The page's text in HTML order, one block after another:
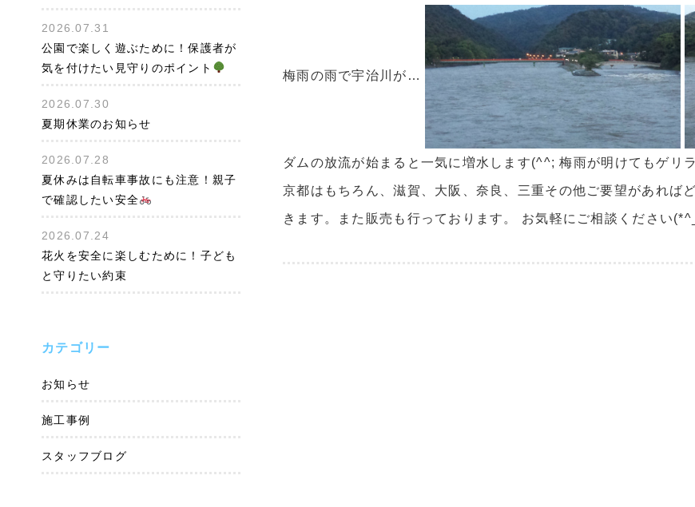
2026.07.31
公園で楽しく遊ぶために！保護者が
気を付けたい見守りのポイント
2026.07.30
夏期休業のお知らせ
2026.07.28
夏休みは自転車事故にも注意！親子
で確認したい安全
2026.07.24
花火を安全に楽しむために！子ども
と守りたい約束
カテゴリー
お知らせ
施工事例
スタッフブログ
梅雨の雨で宇治川が…
ダムの放流が始まると一気に増水します(^^; 梅雨が明けてもゲリ
京都はもちろん、滋賀、大阪、奈良、三重その他ご要望があれば
きます。また販売も行っております。 お気軽にご相談ください